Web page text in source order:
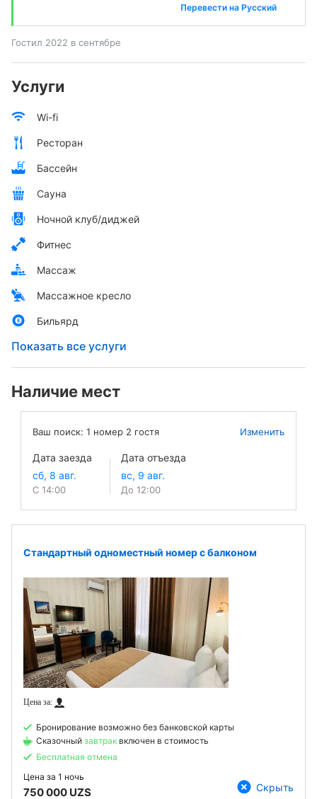
Перевести на Русский
Гостил 2022 в сентябре
Услуги
Wi-fi
Ресторан
Бассейн
Сауна
Ночной клуб/диджей
Фитнес
Массаж
Массажное кресло
Бильярд
Показать все услуги
Наличие мест
Ваш поиск: 1 номер 2 гостя Изменить
Дата заезда
С 14:00
Дата отъезда
До 12:00
Стандартный одноместный номер с балконом
Бронирование возможно без банковской карты
Сказочный завтрак включен в стоимость
Бесплатная отмена
Цена за 1 ночь
750 000 UZS Скрыть